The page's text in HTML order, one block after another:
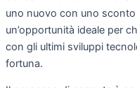
uno nuovo con uno
un’opportunità ideale per
con gli ultimi sviluppi
fortuna.